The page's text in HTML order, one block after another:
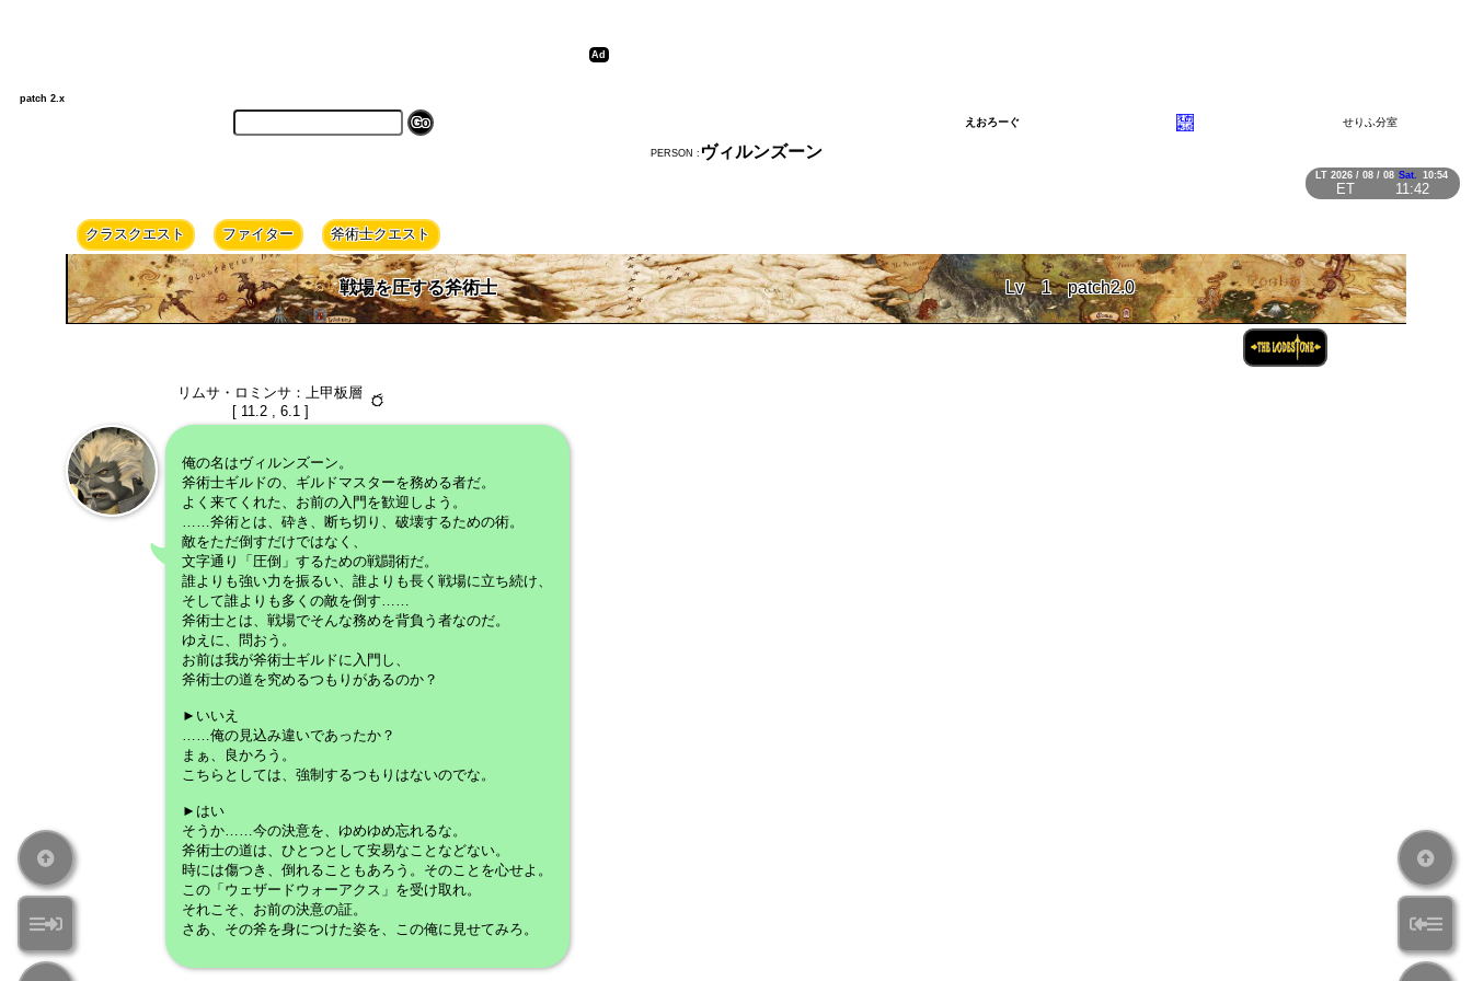
LT 2026 / 08 / 08 Sat. 10:54
ET 11:42
えおろーぐ せりふ分室
PERSON : ヴィルンズーン
patch 2.x
クラスクエスト ファイター 斧術士クエスト
戦場を圧する斧術士 Lv 1 patch2.0
リムサ・ロミンサ：上甲板層
[ 11.2 , 6.1 ]
俺の名はヴィルンズーン。
斧術士ギルドの、ギルドマスターを務める者だ。
よく来てくれた、お前の入門を歓迎しよう。
……斧術とは、砕き、断ち切り、破壊するための術。
敵をただ倒すだけではなく、
文字通り「圧倒」するための戦闘術だ。
誰よりも強い力を振るい、誰よりも長く戦場に立ち続け、
そして誰よりも多くの敵を倒す……
斧術士とは、戦場でそんな務めを背負う者なのだ。
ゆえに、問おう。
お前は我が斧術士ギルドに入門し、
斧術士の道を究めるつもりがあるのか？
►いいえ
……俺の見込み違いであったか？
まぁ、良かろう。
こちらとしては、強制するつもりはないのでな。
►はい
そうか……今の決意を、ゆめゆめ忘れるな。
斧術士の道は、ひとつとして安易なことなどない。
時には傷つき、倒れることもあろう。そのことを心せよ。
この「ウェザードウォーアクス」を受け取れ。
それこそ、お前の決意の証。
さあ、その斧を身につけた姿を、この俺に見せてみろ。